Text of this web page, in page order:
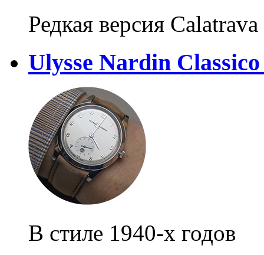
Редкая версия Calatrava
Ulysse Nardin
В стиле 1940-х годов